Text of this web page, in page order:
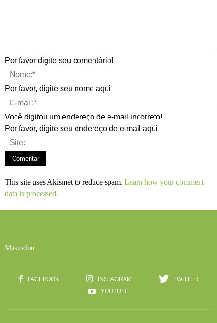
Por favor digite seu comentário!
Por favor, digite seu nome aqui
Você digitou um endereço de e-mail incorreto!
Por favor, digite seu endereço de e-mail aqui
This site uses Akismet to reduce spam. Learn how your comment
data is processed.
Mastodon
FACEBOOK INSTAGRAM
TWITTER
YOUTUBE